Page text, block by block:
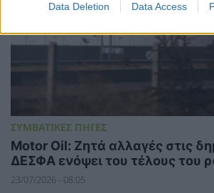
Data Deletion Data Access
ΣΥΜΒΑΤΙΚΕΣ ΠΗΓΕΣ
Motor Oil: Ζητά αλλαγές στις
ΔΕΣΦΑ ενόψει του τέλους του
23/07/2026 - 08:05